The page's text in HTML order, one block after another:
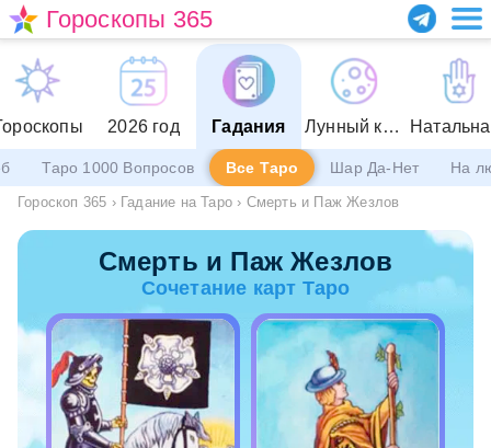
Гороскопы 365
2026 год Гадания Лунный календарь
Таро 1000 Вопросов Все Таро Шар Да-Нет На
Гороскоп 365 › Гадание на Таро › Смерть и Паж Жезлов
Смерть и Паж Жезлов
Сочетание карт Таро